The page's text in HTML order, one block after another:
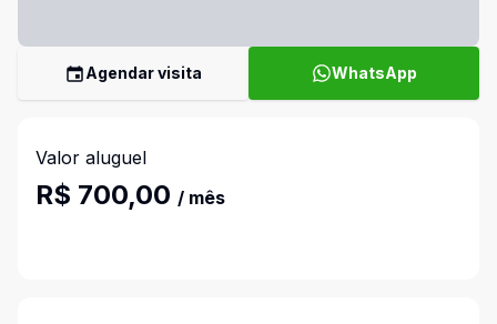
Agendar visita WhatsApp
Valor aluguel
R$ 700,00 / mês